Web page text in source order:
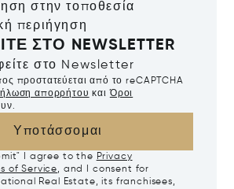
στην τοποθεσία
περιήγηση
ΣΤΟ NEWSLETTER
στο Newsletter
προστατεύεται από το reCAPTCHA
απορρήτου καιΌροι
Υποτάσσομαι
I agree to the Privacy
of Service, and I consent for
Real Estate, its franchisees,